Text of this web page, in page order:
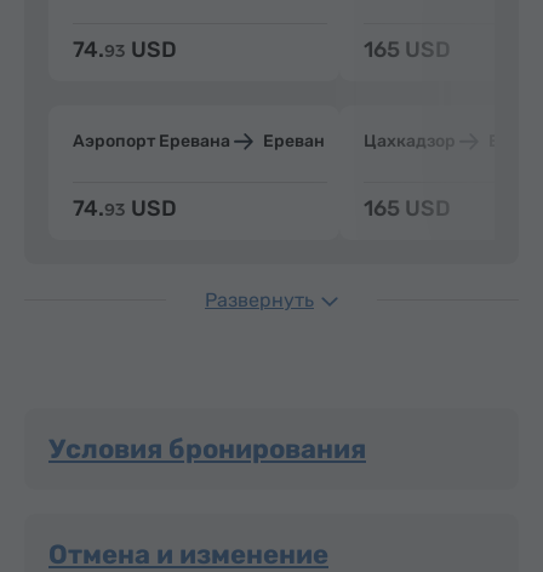
74.93 USD
Аэропорт Еревана Ереван
74.93 USD
165 USD
Цахкадзор
165 USD
Развернуть
Условия бронирования
Отмена и изменение